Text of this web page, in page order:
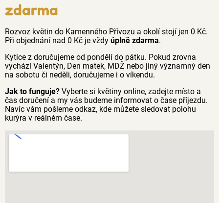
zdarma
Rozvoz květin do Kamenného Přívozu a okolí stojí jen 0 Kč.
Při objednání nad 0 Kč je vždy úplně zdarma.
Kytice z doručujeme od pondělí do pátku. Pokud zrovna
vychází Valentýn, Den matek, MDŽ nebo jiný významný den
na sobotu či neděli, doručujeme i o víkendu.
Jak to funguje? Vyberte si květiny online, zadejte místo a
čas doručení a my vás budeme informovat o čase příjezdu.
Navíc vám pošleme odkaz, kde můžete sledovat polohu
kurýra v reálném čase.